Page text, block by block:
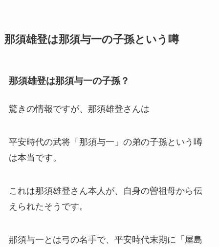
那須雄登は那須与一の子孫という噂
那須雄登は那須与一の子孫？
驚きの情報ですが、那須雄登さんは
平安時代の武将「那須与一」の弟の子孫 という噂
は本当です。
これは那須雄登さん本人が、自身の曽祖母から伝
えられたそうです。
那須与一とは弓の名手で、平安時代末期に「屋島